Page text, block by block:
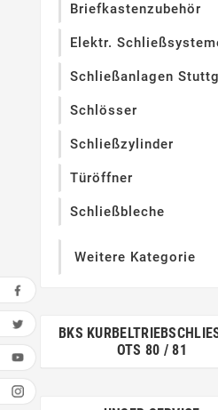
Briefkastenzubehör
Elektr.
Schließanlagen
Schlösser
Schließzylinder
Türöffner
Schließbleche
Weitere Kategorie
BKS
TS 80 / 81